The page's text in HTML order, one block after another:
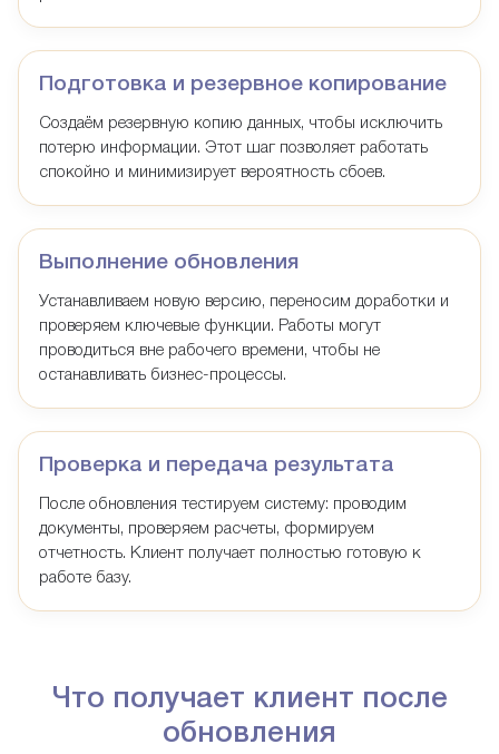
Подготовка и резервное копирование
Создаём резервную копию данных, чтобы исключить
потерю информации. Этот шаг позволяет работать
спокойно и минимизирует вероятность сбоев.
Выполнение обновления
Устанавливаем новую версию, переносим доработки и
проверяем ключевые функции. Работы могут
проводиться вне рабочего времени, чтобы не
останавливать бизнес-процессы.
Проверка и передача результата
После обновления тестируем систему: проводим
документы, проверяем расчеты, формируем
отчетность. Клиент получает полностью готовую к
работе базу.
Что получает клиент после
обновления